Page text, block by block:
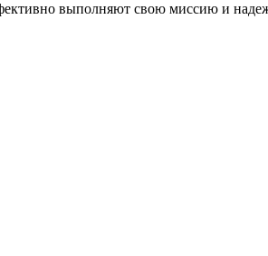
выполняют свою миссию и